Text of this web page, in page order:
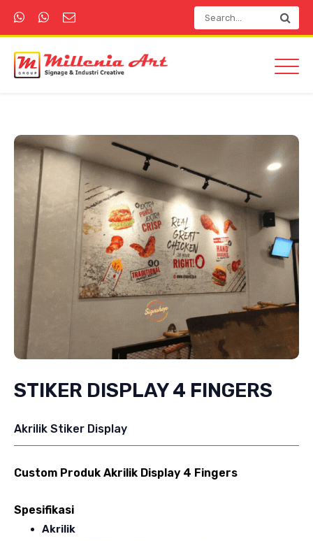
STIKER DISPLAY 4 FINGERS
Akrilik Stiker Display
Custom Produk Akrilik Display 4 Fingers
Spesifikasi
Akrilik